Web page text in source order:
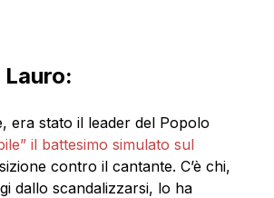
era stato il leader del Popolo
il battesimo simulato sul
contro il cantante. C’è chi,
dallo scandalizzarsi, lo ha